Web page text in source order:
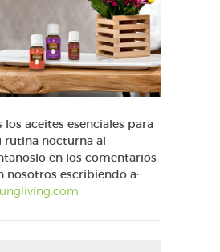
los aceites esenciales para
nocturna al
en los comentarios
nosotros escribiendo a: